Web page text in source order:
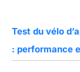
Test du vélo
: performance